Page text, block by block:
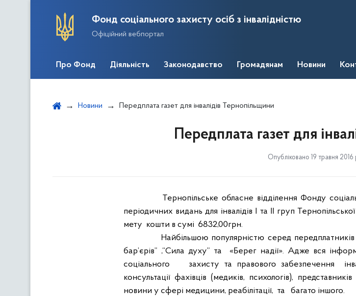
Фонд соціального захисту осіб з інвалідністю
Офіційний вебпортал
Про Фонд Діяльність Законодавство Громадянам Новини
Новини Передплата газет для інвалідів Тернопільщини
Передплата газет для
Опубліковано 19 травня 2016
Тернопільське обласне відділення Фонду
періодичних видань для інвалідів І та ІІ груп
мету кошти в сумі 6832,00грн.
Найбільшою популярністю серед передплатників
бар’єрів” ,“Сила духу” та
«Берег надії». Адже вся
соціального
захисту та правового забезпечення
консультації фахівців (медиків, психологів),
новини у сфері медицини, реабілітації, та
багато іншого.